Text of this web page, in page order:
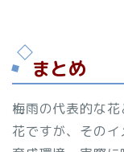
まとめ
梅雨の代表的な
花ですが、その